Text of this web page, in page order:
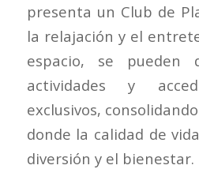
presenta un Club de
la relajación y el
espacio, se pueden
actividades y
exclusivos,
donde la calidad de
diversión y el bienestar.